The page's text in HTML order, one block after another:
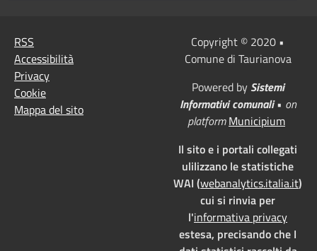
RSS
Accessibilità
Privacy
Cookie
Mappa del sito
Copyright © 2020 •
Comune di Taurianova
Powered by Sistemi
Informativi comunali• on
platform Municipium
Il sito e i portali collegati
ulilizzano le statistiche
WAI (webanalytics.italia.it)
cui si rinvia per
l'informativa privacy
estesa, precisando che I